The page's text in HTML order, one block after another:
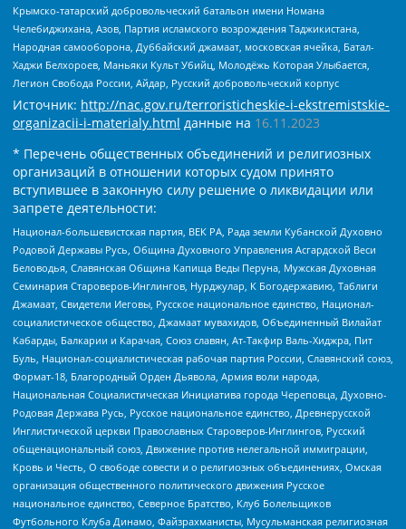
Крымско-татарский добровольческий батальон имени Номана
Челебиджихана, Азов, Партия исламского возрождения Таджикистана,
Народная самооборона, Дуббайский джамаат, московская ячейка, Батал-
Хаджи Белхороев, Маньяки Культ Убийц, Молодёжь Которая Улыбается,
Легион Свобода России, Айдар, Русский добровольческий корпус
Источник: http://nac.gov.ru/terroristicheskie-i-ekstremistskie-
organizacii-i-materialy.html данные на 16.11.2023
* Перечень общественных объединений и религиозных
организаций в отношении которых судом принято
вступившее в законную силу решение о ликвидации или
запрете деятельности:
Национал-большевистская партия, ВЕК РА, Рада земли Кубанской Духовно
Родовой Державы Русь, Община Духовного Управления Асгардской Веси
Беловодья, Славянская Община Капища Веды Перуна, Мужская Духовная
Семинария Староверов-Инглингов, Нурджулар, К Богодержавию, Таблиги
Джамаат, Свидетели Иеговы, Русское национальное единство, Национал-
социалистическое общество, Джамаат мувахидов, Объединенный Вилайат
Кабарды, Балкарии и Карачая, Союз славян, Ат-Такфир Валь-Хиджра, Пит
Буль, Национал-социалистическая рабочая партия России, Славянский союз,
Формат-18, Благородный Орден Дьявола, Армия воли народа,
Национальная Социалистическая Инициатива города Череповца, Духовно-
Родовая Держава Русь, Русское национальное единство, Древнерусской
Инглистической церкви Православных Староверов-Инглингов, Русский
общенациональный союз, Движение против нелегальной иммиграции,
Кровь и Честь, О свободе совести и о религиозных объединениях, Омская
организация общественного политического движения Русское
национальное единство, Северное Братство, Клуб Болельщиков
Футбольного Клуба Динамо, Файзрахманисты, Мусульманская религиозная